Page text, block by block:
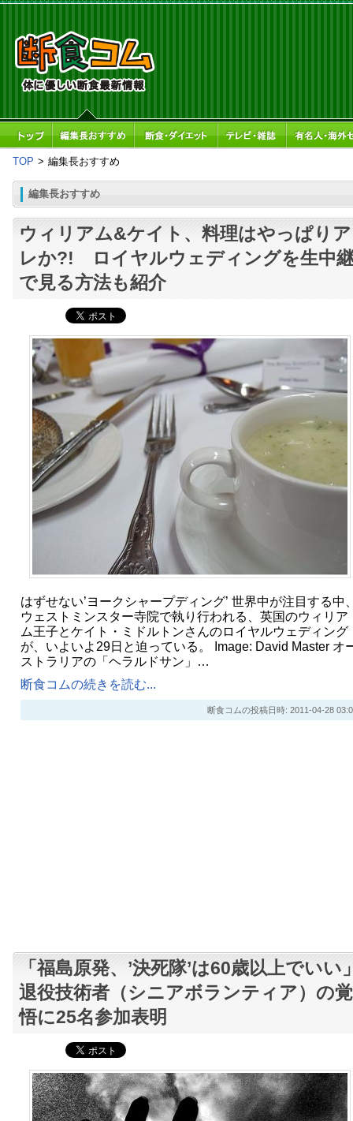
TOP > 編集長おすすめ
編集長おすすめ
ウィリアム&ケイト、料理はやっぱりア
レか?! ロイヤルウェディングを生中
で見る方法も紹介
はずせない’ヨークシャープディング’ 世界中が注目する中
ウェストミンスター寺院で執り行われる、英国のウィリア
ム王子とケイト・ミドルトンさんのロイヤルウェディング
が、いよいよ29日と迫っている。 Image: David Master オ
ストラリアの「ヘラルドサン」…
断食コムの続きを読む...
断食コムの投稿日時: 2011-04-28
「福島原発、’決死隊’は60歳以上でいい
退役技術者（シニアボランティア）の覚
悟に25名参加表明